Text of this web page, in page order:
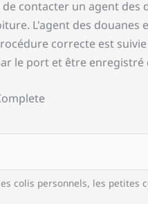
contacter un agent des
L'agent des douanes
correcte est
le port et être enregistré
colis personnels, les petites